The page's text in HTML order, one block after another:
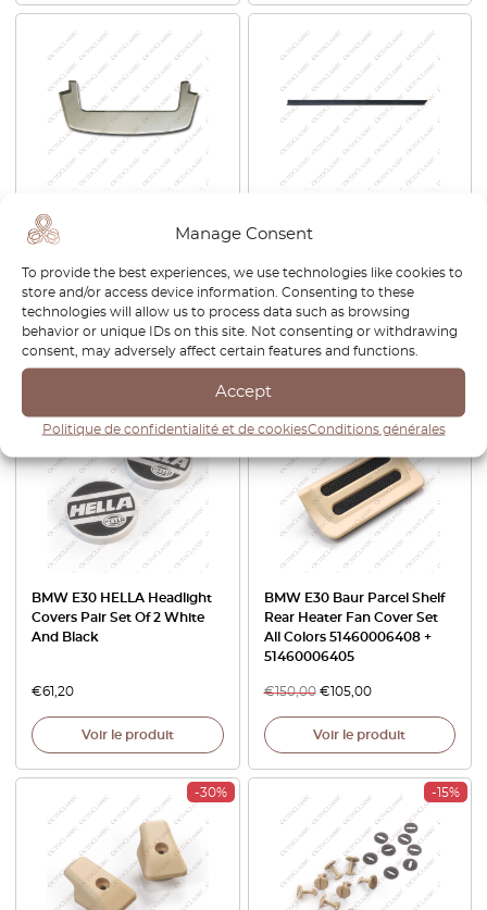
Manage Consent
To provide the best experiences, we use technologies like cookies to
store and/or access device information. Consenting to these
technologies will allow us to process data such as browsing
behavior or unique IDs on this site. Not consenting or withdrawing
consent, may adversely affect certain features and functions.
Accept
Politique de confidentialité et de cookiesConditions générales
BMW E30 Cabriolet Folding
Roof Compartment Eco-
€315,60
Voir le produit
de vitre intérieure avant
51211906845 / 51211906846
€63,60
Voir le produit
BMW E30 HELLA Headlight
Covers Pair Set Of 2 White
And Black
€61,20
Voir le produit
BMW E30 Baur Parcel Shelf
Rear Heater Fan Cover Set
All Colors 51460006408 +
51460006405
€150,00 €105,00
Voir le produit
-30% -15%